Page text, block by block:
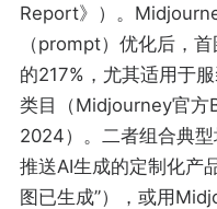
Report》）。
（prompt）优化后，
的217%，尤其适用于
类目（Midjourney官方
2024）。二者组合典
推送AI生成的定制化产
图已生成”），或用